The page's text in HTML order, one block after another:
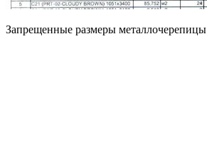
Запрещенные размеры металлочерепицы